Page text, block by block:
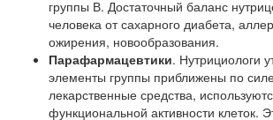
группы В. Достаточный баланс
человека от сахарного диабета,
ожирения, новообразования.
Парафармацевтики. Нутрициологи
элементы группы приближены по
лекарственные средства,
функциональной активности клеток.